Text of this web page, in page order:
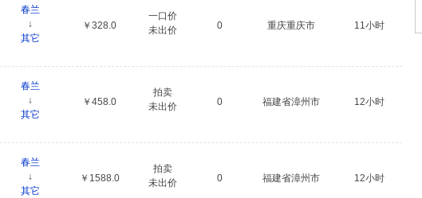
春兰
↓
其它
￥328.0
一口价
未出价
0 重庆重庆市 11小时
春兰
↓
其它
￥458.0
拍卖
未出价
0 福建省漳州市 12小时
春兰
↓
其它
￥1588.0
拍卖
未出价
0 福建省漳州市 12小时